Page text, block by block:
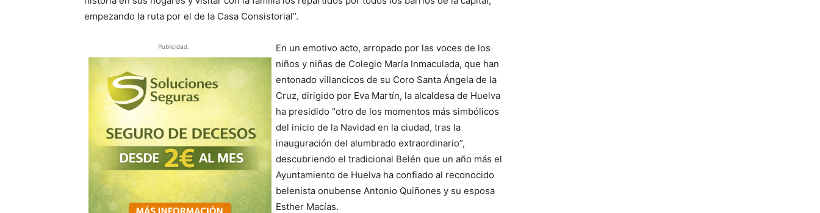
empezando la ruta por el de la Casa Consistorial”.
Publicidad.
En un emotivo acto, arropado por las voces de los
niños y niñas de Colegio María Inmaculada, que han
entonado villancicos de su Coro Santa Ángela de la
Cruz, dirigido por Eva Martín, la alcaldesa de Huelva
ha presidido “otro de los momentos más simbólicos
del inicio de la Navidad en la ciudad, tras la
inauguración del alumbrado extraordinario”,
descubriendo el tradicional Belén que un año más el
Ayuntamiento de Huelva ha confiado al reconocido
belenista onubense Antonio Quiñones y su esposa
Esther Macías.